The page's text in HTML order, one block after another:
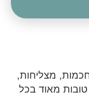
מצליחות,
מאוד בכל